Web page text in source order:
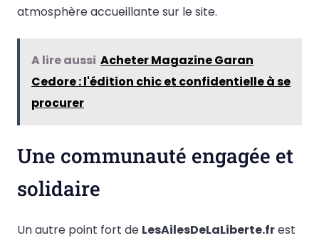
atmosphère accueillante sur le site.
A lire aussi Acheter Magazine Garan
Cedore : l'édition chic et confidentielle à se
procurer
Une communauté engagée et
solidaire
Un autre point fort de LesAilesDeLaLiberte.frest